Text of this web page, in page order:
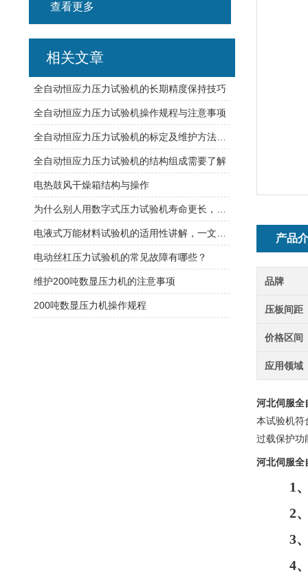
产品
品牌
压板间距
价格区间
应用领域
河北伺服全
本试验机符
过载保护功
河北伺服全
1
2
3
4
查看更多
相关文章
全自动恒应力压力试验机的长期精度保持技巧
全自动恒应力压力试验机操作规程与注意事项
全自动恒应力压力试验机的结构组成需要了解
电热鼓风干燥箱结构与操作
电动丝杠压力试验机的常见故障有哪些？
维护200吨数显压力机的注意事项
200吨数显压力机操作规程